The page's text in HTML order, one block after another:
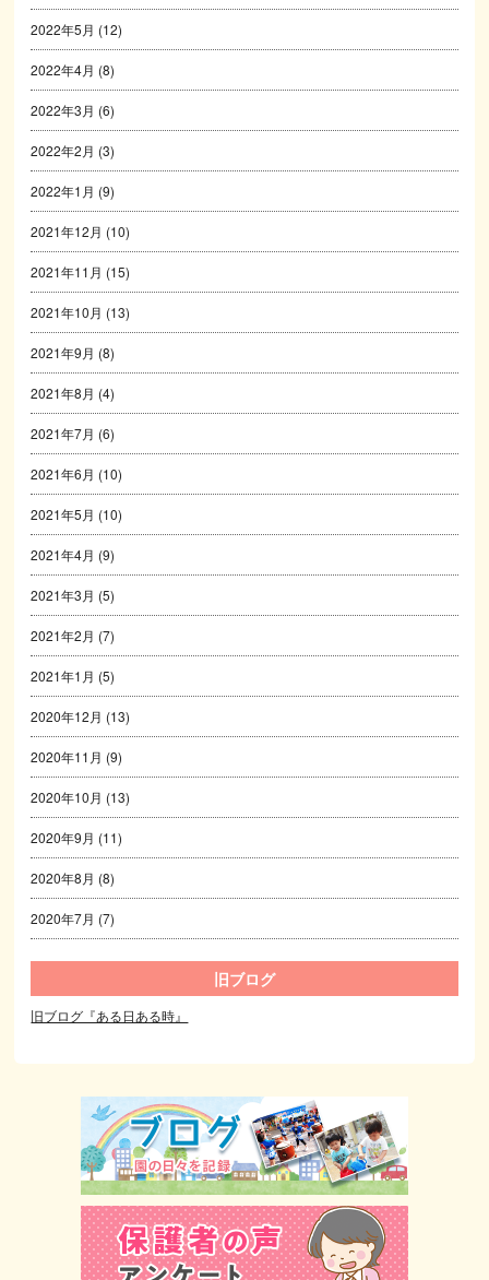
2022年5月 (12)
2022年4月 (8)
2022年3月 (6)
2022年2月 (3)
2022年1月 (9)
2021年12月 (10)
2021年11月 (15)
2021年10月 (13)
2021年9月 (8)
2021年8月 (4)
2021年7月 (6)
2021年6月 (10)
2021年5月 (10)
2021年4月 (9)
2021年3月 (5)
2021年2月 (7)
2021年1月 (5)
2020年12月 (13)
2020年11月 (9)
2020年10月 (13)
2020年9月 (11)
2020年8月 (8)
2020年7月 (7)
旧ブログ
旧ブログ『ある日ある時』